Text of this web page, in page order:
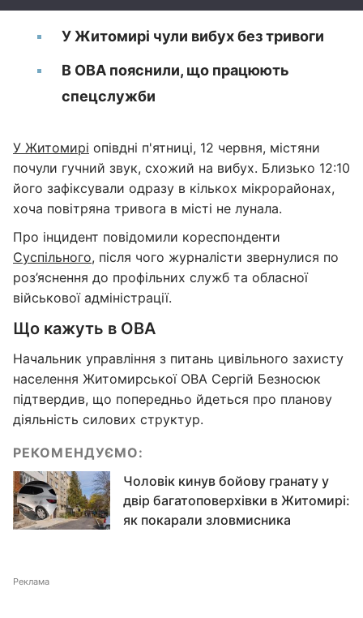
У Житомирі чули вибух без тривоги
В ОВА пояснили, що працюють
спецслужби
У Житомирі опівдні п'ятниці, 12 червня, містяни
почули гучний звук, схожий на вибух. Близько 12:10
його зафіксували одразу в кількох мікрорайонах,
хоча повітряна тривога в місті не лунала.
Про інцидент повідомили кореспонденти
Суспільного, після чого журналісти звернулися по
роз’яснення до профільних служб та обласної
військової адміністрації.
Що кажуть в ОВА
Начальник управління з питань цивільного захисту
населення Житомирської ОВА Сергій Безносюк
підтвердив, що попередньо йдеться про планову
діяльність силових структур.
РЕКОМЕНДУЄМО:
Чоловік кинув бойову гранату у
двір багатоповерхівки в Житомирі:
як покарали зловмисника
Реклама